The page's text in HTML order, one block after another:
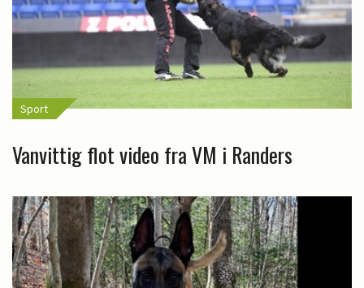
Sport
Vanvittig flot video fra VM i Randers